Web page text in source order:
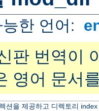
능한 언어:
판 번역이
영어 문서
션을 제공하고 디렉토리